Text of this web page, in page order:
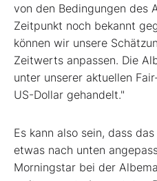
von den Bedingungen des
Zeitpunkt noch bekannt
können wir unsere
Zeitwerts anpassen. Die
unter unserer aktuellen
US-Dollar gehandelt."
Es kann also sein, dass
etwas nach unten
Morningstar bei der